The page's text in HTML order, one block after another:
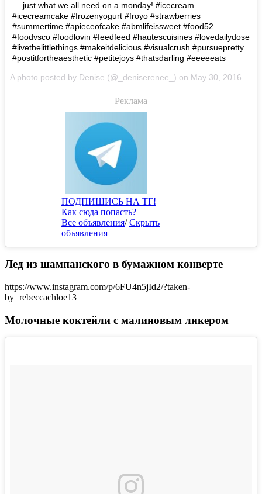
— just what we all need on a monday! #icecream
#icecreamcake #frozenyogurt #froyo #strawberries
#summertime #apieceofcake #abmlifeissweet #food52
#foodvsco #foodlovin #feedfeed #hautescuisines #lovedailydose
#livethelittlethings #makeitdelicious #visualcrush #pursuepretty
#postitfortheaesthetic #petitejoys #thatsdarling #eeeeeats
A photo posted by Denise (@_deniserenee_) on May 30, 2016 at 1:49am PDT
Реклама
ПОДПИШИСЬ НА ТГ!
Как сюда попасть?
Все объявления/Скрыть
объявления
Лед из шампанского в бумажном конверте
https://www.instagram.com/p/6FU4n5jId2/?taken-
by=rebeccachloe13
Молочные коктейли с малиновым ликером